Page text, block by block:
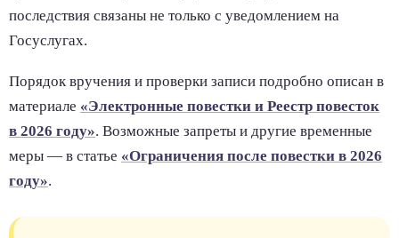
последствия связаны не только с уведомлением на
Госуслугах.
Порядок вручения и проверки записи подробно описан в
материале «Электронные повестки и Реестр повесток
в 2026 году». Возможные запреты и другие временные
меры — в статье «Ограничения после повестки в 2026
году».